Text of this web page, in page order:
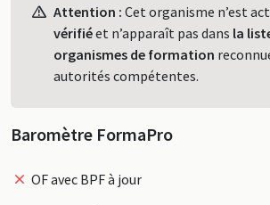
Attention : Cet organisme n’est
vérifiéet n’apparaît pas dans la
organismes de formation
autorités compétentes.
Baromètre FormaPro
OF avec BPF à jour